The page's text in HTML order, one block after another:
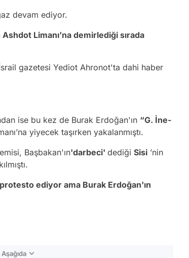
devam ediyor.
Li­ma­nı­’na de­mir­le­diği sırada
gazetesi Yediot Ahronot'ta dahi haber
ise bu kez de Burak Erdoğan'ın “G. İne­
yi­ye­cek ta­şı­rken yakalanmıştı.
Başbakan'ın'darbeci' dediği Sisi ’nin
ediyor ama Burak Erdoğan'ın